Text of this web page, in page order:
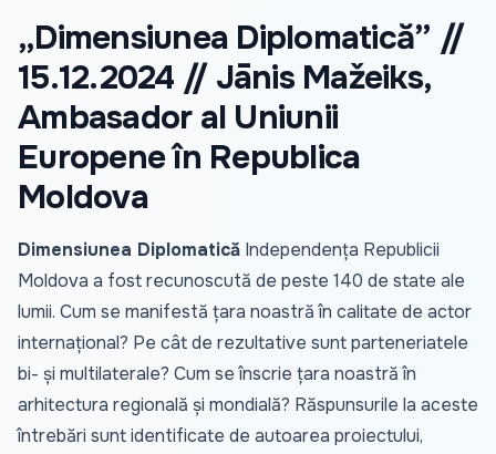
„Dimensiunea Diplomatică” //
15.12.2024 // Jānis Mažeiks,
Ambasador al Uniunii
Europene în Republica
Moldova
Dimensiunea Diplomatică Independența Republicii
Moldova a fost recunoscută de peste 140 de state ale
lumii. Cum se manifestă țara noastră în calitate de actor
internațional? Pe cât de rezultative sunt parteneriatele
bi- și multilaterale? Cum se înscrie țara noastră în
arhitectura regională și mondială? Răspunsurile la aceste
întrebări sunt identificate de autoarea proiectului,